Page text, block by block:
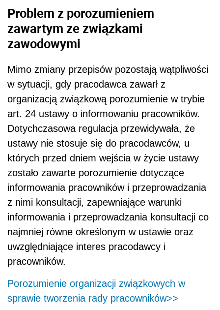
Problem z porozumieniem
zawartym ze związkami
zawodowymi
Mimo zmiany przepisów pozostają wątpliwości
w sytuacji, gdy pracodawca zawarł z
organizacją związkową porozumienie w trybie
art. 24 ustawy o informowaniu pracowników.
Dotychczasowa regulacja przewidywała, że
ustawy nie stosuje się do pracodawców, u
których przed dniem wejścia w życie ustawy
zostało zawarte porozumienie dotyczące
informowania pracowników i przeprowadzania
z nimi konsultacji, zapewniające warunki
informowania i przeprowadzania konsultacji co
najmniej równe określonym w ustawie oraz
uwzględniające interes pracodawcy i
pracowników.
Porozumienie organizacji związkowych w
sprawie tworzenia rady pracowników>>